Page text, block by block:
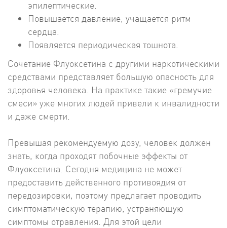
эпилептические.
Повышается давление, учащается ритм
сердца.
Появляется периодическая тошнота.
Сочетание Флуоксетина с другими наркотическими
средствами представляет большую опасность для
здоровья человека. На практике такие «гремучие
смеси» уже многих людей привели к инвалидности
и даже смерти.
Превышая рекомендуемую дозу, человек должен
знать, когда проходят побочные эффекты от
Флуоксетина. Сегодня медицина не может
предоставить действенного противоядия от
передозировки, поэтому предлагает проводить
симптоматическую терапию, устраняющую
симптомы отравления. Для этой цели